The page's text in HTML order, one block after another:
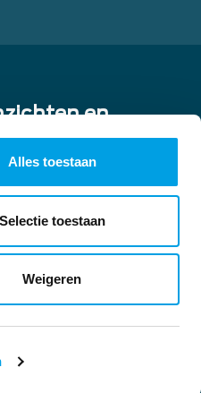
Alles toestaan
Selectie toestaan
Weigeren
en